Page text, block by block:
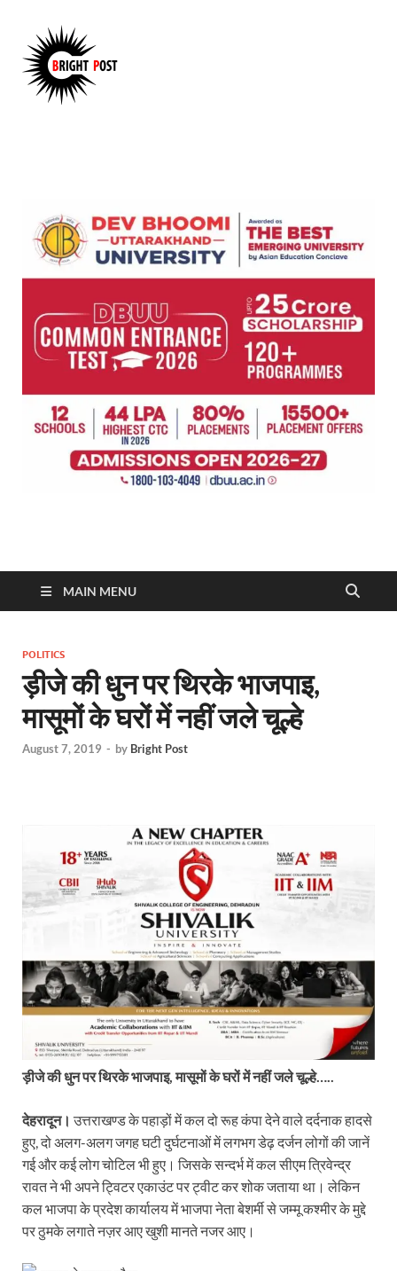
MAIN MENU
POLITICS
ड़ीजे की धुन पर थिरके भाजपाइ,
मासूमों के घरों में नहीं जले चूल्हे
August 7, 2019 - by Bright Post
ड़ीजे की धुन पर थिरके भाजपाइ, मासूमों के घरों में नहीं जले चूल्हे…..
देहरादून। उत्तराखण्ड के पहाड़ों में कल दो रूह कंपा देने वाले दर्दनाक हादसे
हुए, दो अलग-अलग जगह घटी दुर्घटनाओं में लगभग डेढ़ दर्जन लोगों की जानें
गई और कई लोग चोटिल भी हुए। जिसके सन्दर्भ में कल सीएम त्रिवेन्द्र
रावत ने भी अपने ट्विटर एकाउंट पर ट्वीट कर शोक जताया था। लेकिन
कल भाजपा के प्रदेश कार्यालय में भाजपा नेता बेशर्मी से जम्मू कश्मीर के मुद्दे
पर ठुमके लगाते नज़र आए खुशी मानते नजर आए।